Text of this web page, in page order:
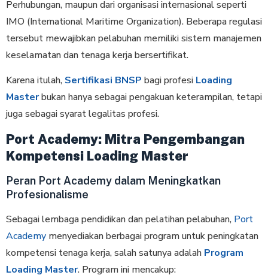
Perhubungan, maupun dari organisasi internasional seperti
IMO (International Maritime Organization). Beberapa regulasi
tersebut mewajibkan pelabuhan memiliki sistem manajemen
keselamatan dan tenaga kerja bersertifikat.
Karena itulah, Sertifikasi BNSP bagi profesi Loading
Masterbukan hanya sebagai pengakuan keterampilan, tetapi
juga sebagai syarat legalitas profesi.
Port Academy: Mitra Pengembangan
Kompetensi Loading Master
Peran Port Academy dalam Meningkatkan
Profesionalisme
Sebagai lembaga pendidikan dan pelatihan pelabuhan, Port
Academy menyediakan berbagai program untuk peningkatan
kompetensi tenaga kerja, salah satunya adalah Program
Loading Master. Program ini mencakup: